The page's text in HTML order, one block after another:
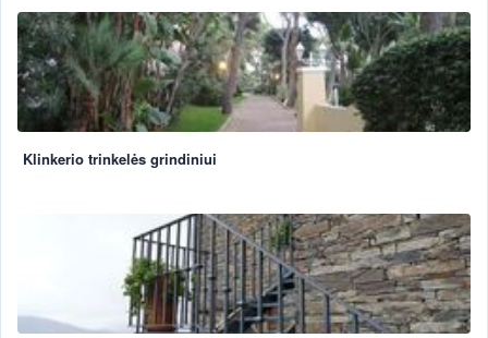
Klinkerio trinkelės grindiniui